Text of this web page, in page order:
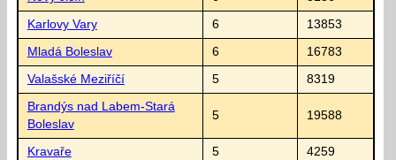
Karlovy Vary 6 13853
Mladá Boleslav 6 16783
Valašské Meziříčí 5 8319
Brandýs nad Labem-Stará
Boleslav
5 19588
Kravaře 5 4259